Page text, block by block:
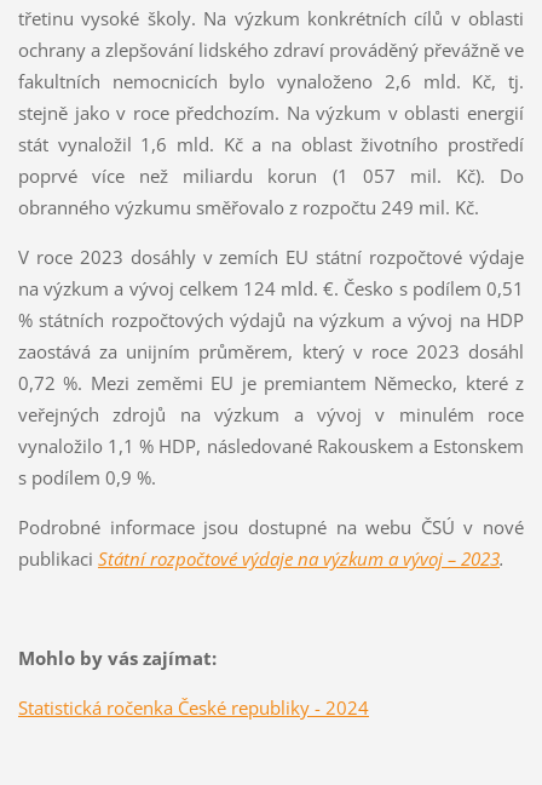
třetinu vysoké školy. Na výzkum konkrétních cílů v oblasti
ochrany a zlepšování lidského zdraví prováděný převážně ve
fakultních nemocnicích bylo vynaloženo 2,6 mld. Kč, tj.
stejně jako v roce předchozím. Na výzkum v oblasti energií
stát vynaložil 1,6 mld. Kč a na oblast životního prostředí
poprvé více než miliardu korun (1 057 mil. Kč). Do
obranného výzkumu směřovalo z rozpočtu 249 mil. Kč.
V roce 2023 dosáhly v zemích EU státní rozpočtové výdaje
na výzkum a vývoj celkem 124 mld. €. Česko s podílem 0,51
% státních rozpočtových výdajů na výzkum a vývoj na HDP
zaostává za unijním průměrem, který v roce 2023 dosáhl
0,72 %. Mezi zeměmi EU je premiantem Německo, které z
veřejných zdrojů na výzkum a vývoj v minulém roce
vynaložilo 1,1 % HDP, následované Rakouskem a Estonskem
s podílem 0,9 %.
Podrobné informace jsou dostupné na webu ČSÚ v nové
publikaci Státní rozpočtové výdaje na výzkum a vývoj – 2023.
Mohlo by vás zajímat:
Statistická ročenka České republiky - 2024